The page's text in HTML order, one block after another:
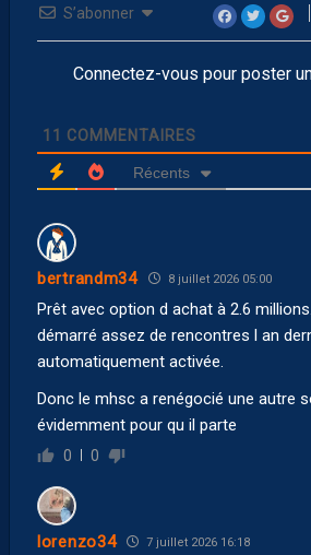
S’abonner
Connectez-vous pour poster
11 COMMENTAIRES
Récents
bertrandm34 8 juillet 2026 05:00
Prêt avec option d achat à 2.6
démarré assez de rencontres l an
automatiquement activée.
Donc le mhsc a renégocié une autre
évidemment pour qu il parte
0 0
lorenzo34 7 juillet 2026 16:18